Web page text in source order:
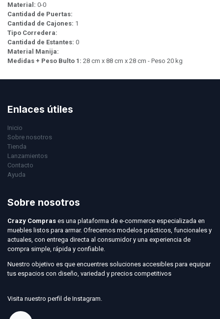
Material: 0-0
Cantidad de Puertas:
Cantidad de Cajones: 1
Tipo Corredera:
Cantidad de Estantes: 0
Material Manija:
Medidas + Peso Bulto 1: 28 cm x 88 cm x 28 cm - Peso 20 kg
Enlaces útiles
Inicio
Sobre nosotros
Tienda
Lanzamientos
Contacto
Ayuda
Sobre nosotros
Crazy Compras es una plataforma de e-commerce especializada en
muebles listos para armar. Ofrecemos modelos prácticos, funcionales y
actuales, con entrega directa al consumidor y una experiencia de
compra simple, rápida y confiable.
Nuestro objetivo es que encuentres soluciones accesibles para equipar
tus espacios con diseño, variedad y precios competitivos
Visita nuestro perfil de Instagram.